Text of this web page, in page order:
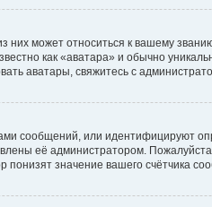
может относиться к вашему
как «аватара» и обычно
аватары, свяжитесь с
сообщений, или идентифицируют
её администратором.
значение вашего счётчика